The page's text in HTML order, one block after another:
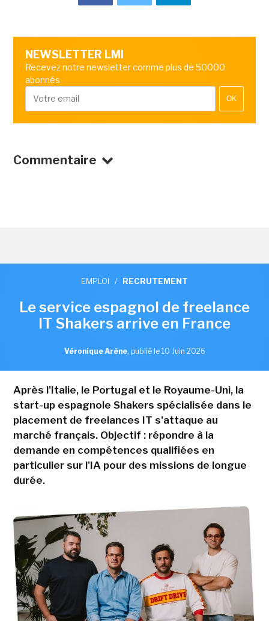
NEWSLETTER LMI
Recevez notre newsletter comme plus de 50000
abonnés
OK
Commentaire
EMPLOI / RECRUTEMENT
Le service espagnol de freelance
IT Shakers arrive en France
Véronique Arène, publié le 10 Juin 2026
Après l'Italie, le Portugal et le Royaume-Uni, la
start-up espagnole Shakers spécialisée dans le
placement de freelances IT s'attaque au
marché français. Objectif : répondre à la
demande en compétences qualifiées en
particulier sur l'IA pour des missions de longue
durée.